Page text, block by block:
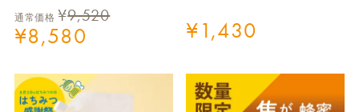
通常価格 ¥9,520
¥8,580 ¥1,430